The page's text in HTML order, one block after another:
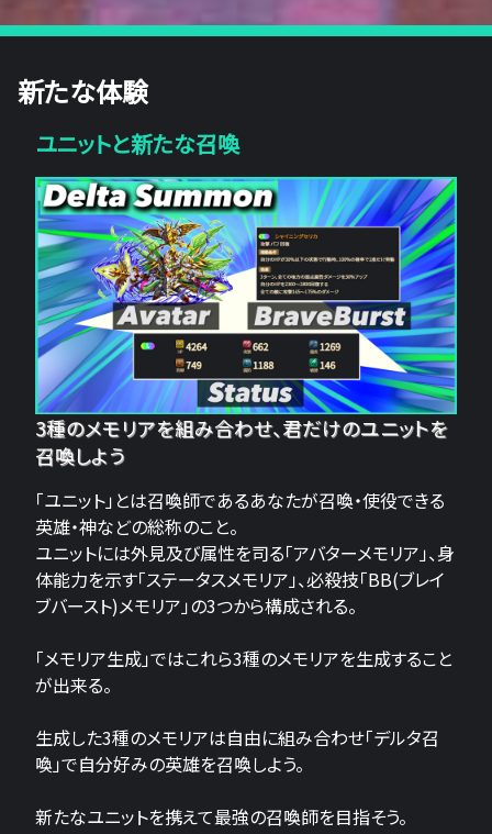
新たな体験
ユニットと新たな召喚
3種のメモリアを組み合わせ、君だけのユニットを
召喚しよう
「ユニット」とは召喚師であるあなたが召喚・使役できる
英雄・神などの総称のこと。
ユニットには外見及び属性を司る「アバターメモリア」、身
体能力を示す「ステータスメモリア」、必殺技「BB(ブレイ
ブバースト)メモリア」の3つから構成される。
「メモリア生成」ではこれら3種のメモリアを生成すること
が出来る。
生成した3種のメモリアは自由に組み合わせ「デルタ召
喚」で自分好みの英雄を召喚しよう。
新たなユニットを携えて最強の召喚師を目指そう。